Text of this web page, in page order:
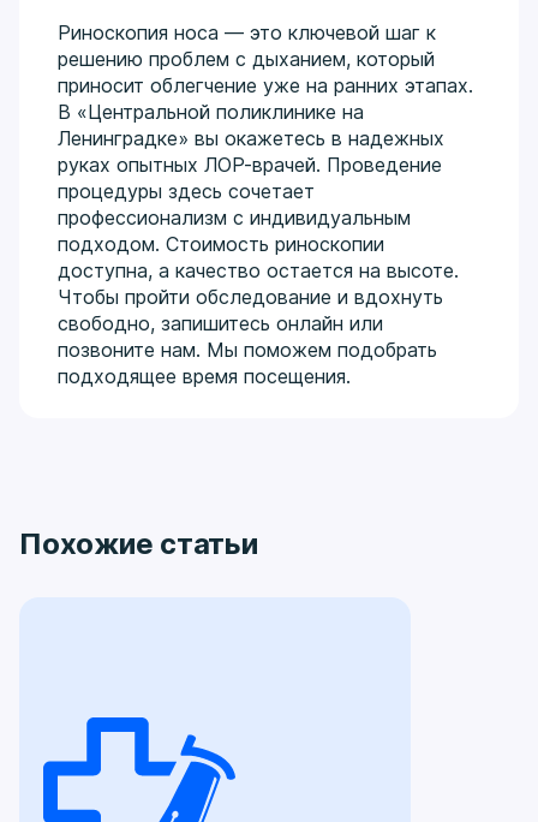
Риноскопия носа — это ключевой шаг к
решению проблем с дыханием, который
приносит облегчение уже на ранних этапах.
В «Центральной поликлинике на
Ленинградке» вы окажетесь в надежных
руках опытных ЛОР-врачей. Проведение
процедуры здесь сочетает
профессионализм с индивидуальным
подходом. Стоимость риноскопии
доступна, а качество остается на высоте.
Чтобы пройти обследование и вдохнуть
свободно, запишитесь онлайн или
позвоните нам. Мы поможем подобрать
подходящее время посещения.
Похожие статьи